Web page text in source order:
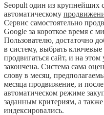
Seopult один из крупнейших
автоматическому
Сервис самостоятельно
Google за короткое время с
Пользователю, достаточно
в систему, выбрать
продвигаться сайт, и на этом
закончена. Система сама
слову в месяц,
месяца продвижение, и после
автоматическом режиме
заданным критериям, а
индексировались.